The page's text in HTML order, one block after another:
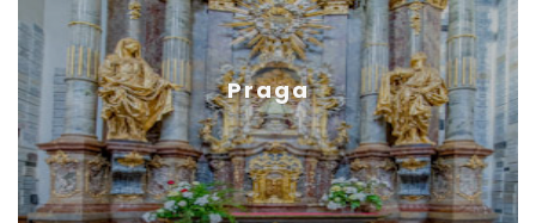
Praga